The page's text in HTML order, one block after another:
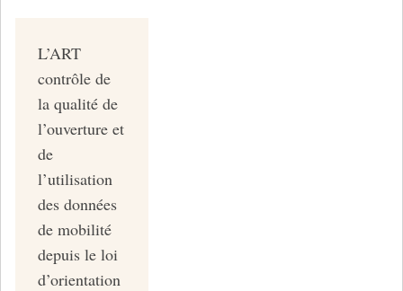
L’ART
contrôle de
la qualité de
l’ouverture et
de
l’utilisation
des données
de mobilité
depuis le loi
d’orientation